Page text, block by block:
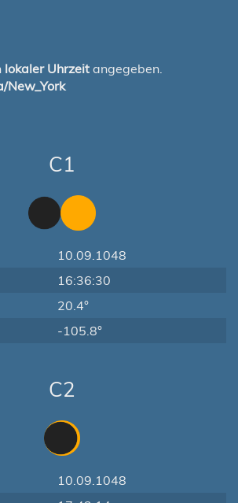
lokaler Uhrzeit angegeben.
New_York
C1
10.09.1048
16:36:30
20.4°
-105.8°
C2
10.09.1048